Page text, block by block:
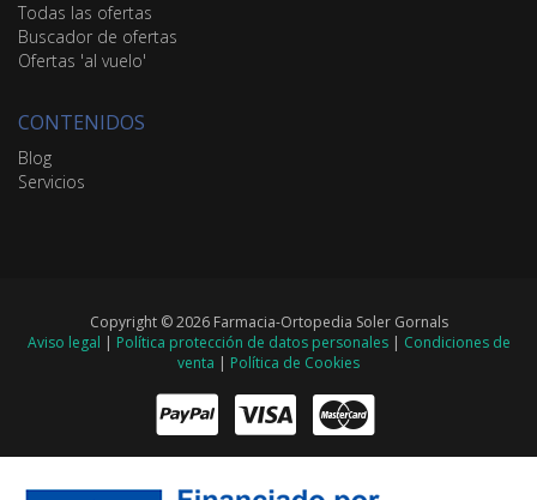
Todas las ofertas
Buscador de ofertas
Ofertas 'al vuelo'
CONTENIDOS
Blog
Servicios
Copyright © 2026 Farmacia-Ortopedia Soler Gornals
Aviso legal | Política protección de datos personales| Condiciones de
venta | Política de Cookies